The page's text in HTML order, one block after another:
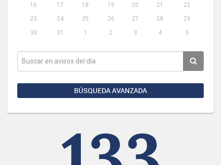
16
17 18 19 20 21
22
23
24 25 26 27 28
29
30
31 1 2 3 4 5
BÚSQUEDA AVANZADA